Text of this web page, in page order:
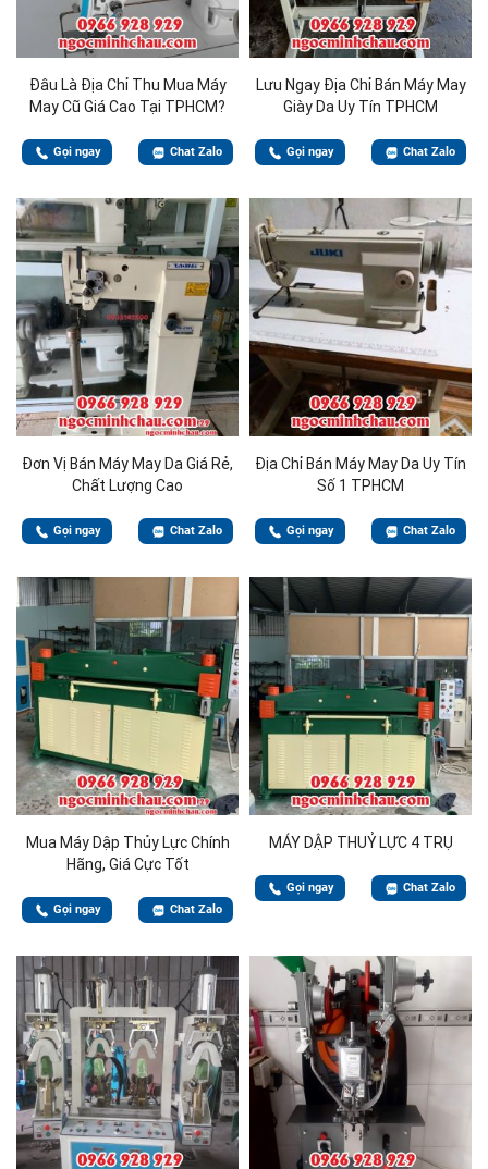
Đâu Là Địa Chỉ Thu Mua Máy
May Cũ Giá Cao Tại TPHCM?
Gọi ngay Chat Zalo
Lưu Ngay Địa Chỉ Bán Máy May
Giày Da Uy Tín TPHCM
Gọi ngay Chat Zalo
Đơn Vị Bán Máy May Da Giá Rẻ,
Chất Lượng Cao
Gọi ngay Chat Zalo
Địa Chỉ Bán Máy May Da Uy Tín
Số 1 TPHCM
Gọi ngay Chat Zalo
Mua Máy Dập Thủy Lực Chính
Hãng, Giá Cực Tốt
Gọi ngay Chat Zalo
MÁY DẬP THUỶ LỰC 4 TRỤ
Gọi ngay Chat Zalo